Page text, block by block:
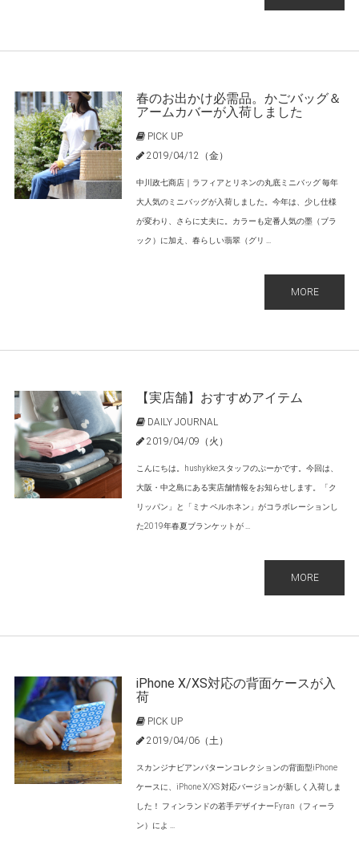
春のお出かけ必需品。かごバッグ＆
アームカバーが入荷しました
PICK UP
2019/04/12（金）
中川政七商店｜ラフィアとリネンの丸底ミニバッグ 毎年
大人気のミニバッグが入荷しました。今年は、少し仕様
が変わり、さらに丈夫に。カラーも定番人気の墨（ブラ
ック）に加え、春らしい翡翠（グリ ...
MORE
【実店舗】おすすめアイテム
DAILY JOURNAL
2019/04/09（火）
こんにちは。hushykkeスタッフのぷーかです。今回は、
大阪・中之島にある実店舗情報をお知らせします。「ク
リッパン」と「ミナ ペルホネン」がコラボレーションし
た2019年春夏ブランケットが ...
MORE
iPhone X/XS対応の背面ケースが入
荷
PICK UP
2019/04/06（土）
スカンジナビアンパターンコレクションの背面型iPhone
ケースに、iPhone X/XS 対応バージョンが新しく入荷しま
した！ フィンランドの若手デザイナーFyran（フィーラ
ン）によ ...